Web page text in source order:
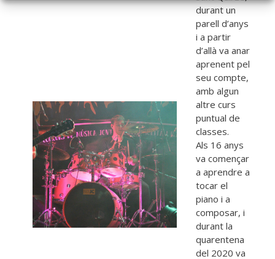
durant un
parell d’anys
i a partir
d’allà va anar
aprenent pel
seu compte,
amb algun
altre curs
puntual de
classes.
Als 16 anys
va començar
a aprendre a
tocar el
piano i a
composar, i
durant la
quarentena
del 2020 va